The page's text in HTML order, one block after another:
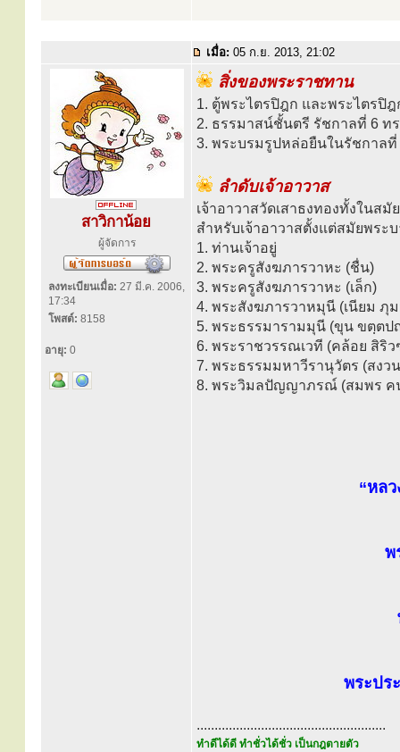
เมื่อ: 05 ก.ย. 2013, 21:02
สาวิกาน้อย
ผู้จัดการ
ลงทะเบียนเมื่อ: 27 มี.ค. 2006,
17:34
โพสต์: 8158
อายุ: 0
สิ่งของพระราชทาน
1. ตู้พระไตรปิฎก และพระไตรปิ
2. ธรรมาสน์ชั้นตรี รัชกาลที่ 6 ท
3. พระบรมรูปหล่อยืนในรัชกาล
ลำดับเจ้าอาวาส
เจ้าอาวาสวัดเสาธงทองทั้งในส
สำหรับเจ้าอาวาสตั้งแต่สมัยพระ
1. ท่านเจ้าอยู่
2. พระครูสังฆภารวาหะ (ชื่น)
3. พระครูสังฆภารวาหะ (เล็ก)
4. พระสังฆภารวาหมุนี (เนียม ภุ
5. พระธรรมารามมุนี (ขุน ขตฺตป
6. พระราชวรรณเวที (คล้อย สิริ
7. พระธรรมมหาวีรานุวัตร (สงว
8. พระวิมลปัญญาภรณ์ (สมพร คนฺ
“หล
พ
พระปร
.....................................................
ทำดีได้ดี ทำชั่วได้ชั่ว เป็นกฎตายตัว